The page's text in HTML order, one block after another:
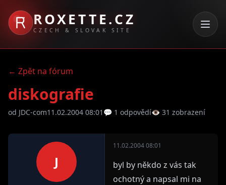
ROXETTE.CZ
CZECH & SLOVAK SITE
← Zpět na fórum
diskografie
od JDC-com11.02.2004 08:01 💬 1 odpovědí👁 31 zobrazení
J
11.02.2004 08:01
byl by někdo z vás tak
ochotný a napsal mi na